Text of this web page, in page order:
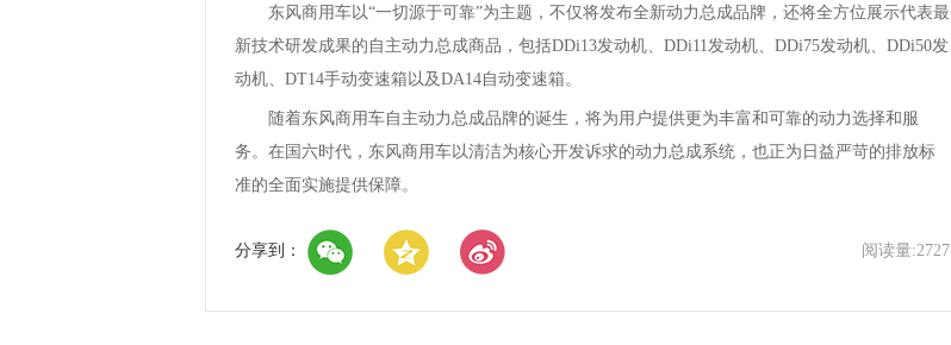
东风商用车以“一切源于可靠”为主题，不仅将发布全新动力总成品牌，还将全方位展示代表最
新技术研发成果的自主动力总成商品，包括DDi13发动机、DDi11发动机、DDi75发动机、DDi50发
动机、DT14手动变速箱以及DA14自动变速箱。
随着东风商用车自主动力总成品牌的诞生，将为用户提供更为丰富和可靠的动力选择和服
务。在国六时代，东风商用车以清洁为核心开发诉求的动力总成系统，也正为日益严苛的排放标
准的全面实施提供保障。
分享到： 阅读量:2727